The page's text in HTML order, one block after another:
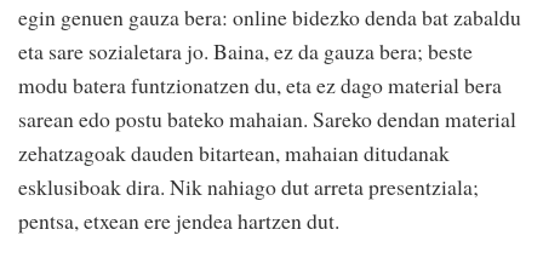
egin genuen gauza bera: online bidezko denda bat zabaldu
eta sare sozialetara jo. Baina, ez da gauza bera; beste
modu batera funtzionatzen du, eta ez dago material bera
sarean edo postu bateko mahaian. Sareko dendan material
zehatzagoak dauden bitartean, mahaian ditudanak
esklusiboak dira. Nik nahiago dut arreta presentziala;
pentsa, etxean ere jendea hartzen dut.